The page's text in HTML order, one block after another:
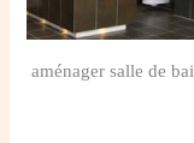
aménager salle de